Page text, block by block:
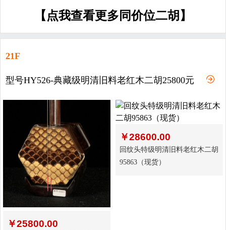
【点我查看更多同价位二胡】
21F
型号HY526-典藏级明清旧料老红木二胡25800元
￥25800.00
￥28600.00
回纹头特级明清旧料老红木二胡
95863（现货）